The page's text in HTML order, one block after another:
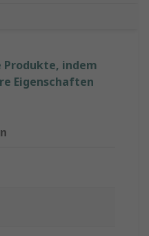
Produkte, indem
Eigenschaften